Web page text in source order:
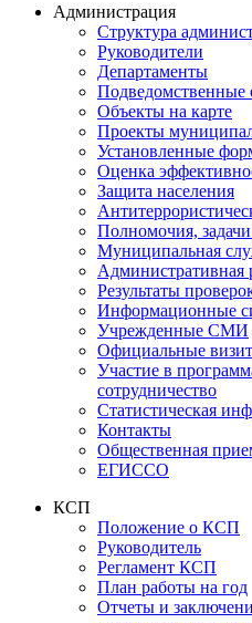
Администрация
Структура
Руководители
Департаменты
Подведомственные
Объекты на карте
Проекты
Установленные
Оценка
Защита населения
Полномочия,
Муниципальная
Административная
Результаты
Информационные
Учрежденные СМИ
Официальные
Участие в
сотрудничество
Статистическая
Контакты
Общественная
ЕГИССО
КСП
Положение о КСП
Руководитель
Регламент КСП
План работы на год
Отчеты и